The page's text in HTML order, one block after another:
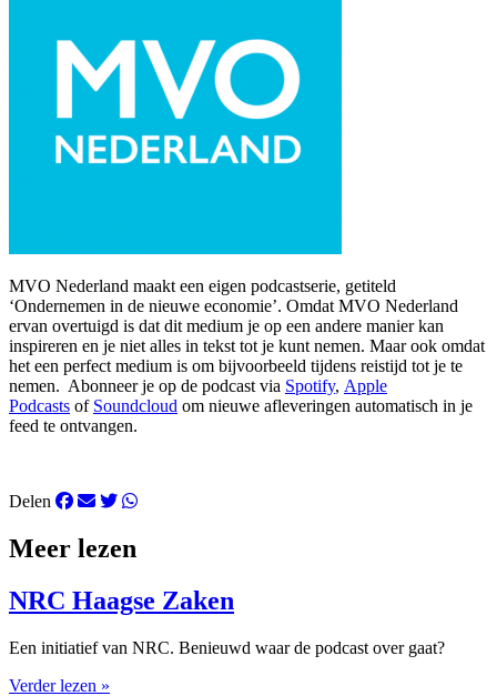
MVO Nederland maakt een eigen podcastserie, getiteld
‘Ondernemen in de nieuwe economie’. Omdat MVO Nederland
ervan overtuigd is dat dit medium je op een andere manier kan
inspireren en je niet alles in tekst tot je kunt nemen. Maar ook omdat
het een perfect medium is om bijvoorbeeld tijdens reistijd tot je te
nemen. Abonneer je op de podcast via Spotify, Apple
Podcasts of Soundcloud om nieuwe afleveringen automatisch in je
feed te ontvangen.
Delen
Meer lezen
NRC Haagse Zaken
Een initiatief van NRC. Benieuwd waar de podcast over gaat?
Verder lezen »